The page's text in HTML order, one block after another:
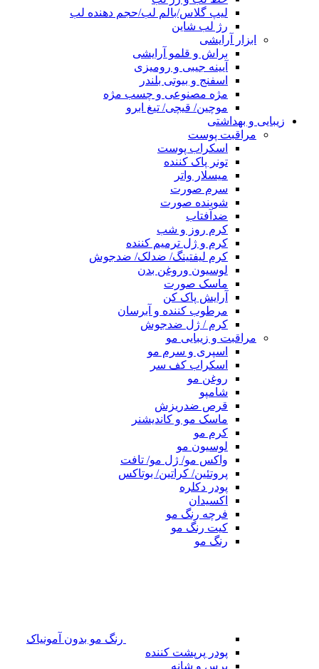
لیپ گلاس/بالم لب/حجم دهنده لب
رژ لب شاین
ابزار آرایشی
براش و قلمو آرایشی
آیینه جیبی و رومیزی
اسفنج و بیوتی بلندر
مژه مصنوعی و چسب مژه
موچین/ قیچی/ تیغ ابرو
زیبایی و بهداشتی
مراقبت پوست
اسکراب پوست
تونر پاک کننده
میسلار واتر
سرم صورت
شوینده صورت
ضدآفتاب
کرم روز و شب
کرم و ژل ترمیم کننده
کرم لیفتینگ/ ضدلک/ ضدجوش
لوسیون وروغن بدن
ماسک صورت
آرایش پاک کن
مرطوب کننده و آبرسان
کرم / ژل ضدجوش
مراقبت و زیبایی مو
اسپری و سرم مو
اسکراب کف سر
روغن مو
شامپو
قرص ضدریزش
ماسک مو و کاندیشنر
کرم مو
لوسیون مو
واکس مو/ ژل مو/ تافت
پروتئین/ کراتین/ بوتاکس
پودر دکلره
اکسیدان
فرچه رنگ مو
کیت رنگ مو
رنگ مو
رنگ مو بدون آمونیاک
پودر پرپشت کننده
برس و شانه